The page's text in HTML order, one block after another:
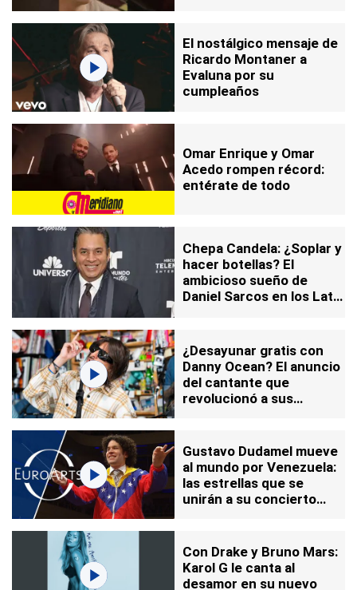
El nostálgico mensaje de
Ricardo Montaner a
Evaluna por su
cumpleaños
Omar Enrique y Omar
Acedo rompen récord:
entérate de todo
Chepa Candela: ¿Soplar y
hacer botellas? El
ambicioso sueño de
Daniel Sarcos en los Latin
¿Desayunar gratis con
Danny Ocean? El anuncio
del cantante que
revolucionó a sus
Gustavo Dudamel mueve
al mundo por Venezuela:
las estrellas que se
unirán a su concierto
Con Drake y Bruno Mars:
Karol G le canta al
desamor en su nuevo